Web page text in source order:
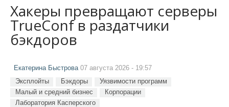
Хакеры превращают серверы
TrueConf в раздатчики
бэкдоров
Екатерина Быстрова 07 августа 2026 - 19:57
Эксплойты Бэкдоры
Уязвимости программ
Малый и средний бизнес
Корпорации
Лаборатория Касперского